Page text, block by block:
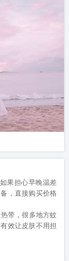
果担心早晚温差
，直接购买价格
带，很多地方蚊
效让皮肤不用担